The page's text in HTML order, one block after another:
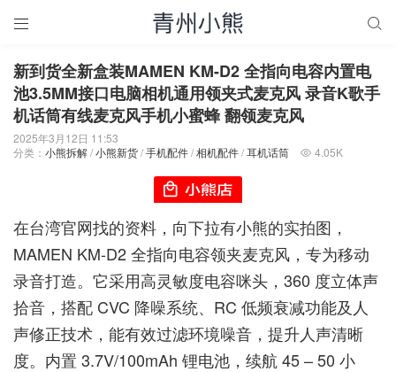
 
新到货全新盒装MAMEN KM-D2 全指向电容内置电
池3.5MM接口电脑相机通用领夹式麦克风 录音K歌手
机话筒有线麦克风手机小蜜蜂 翻领麦克风
2025年3月12日 11:53
分类： 小熊拆解/小熊新货/手机配件/相机配件/耳机话筒  4.05K
在台湾官网找的资料，向下拉有小熊的实拍图，
MAMEN KM-D2 全指向电容领夹麦克风，专为移动
录音打造。它采用高灵敏度电容咪头，360 度立体声
拾音，搭配 CVC 降噪系统、RC 低频衰减功能及人
声修正技术，能有效过滤环境噪音，提升人声清晰
度。内置 3.7V/100mAh 锂电池，续航 45 – 50 小